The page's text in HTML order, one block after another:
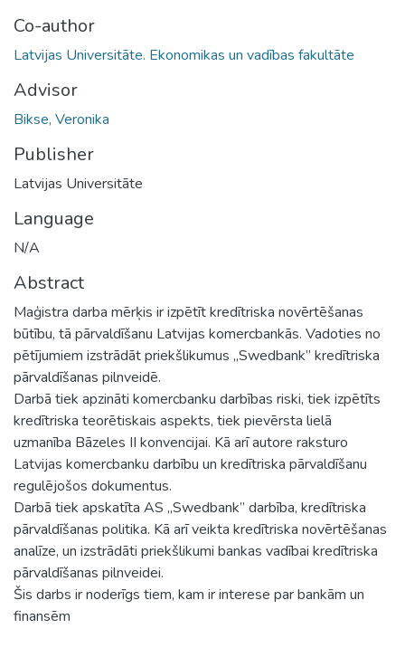
Co-author
Latvijas Universitāte. Ekonomikas un vadības fakultāte
Advisor
Bikse, Veronika
Publisher
Latvijas Universitāte
Language
N/A
Abstract
Maģistra darba mērķis ir izpētīt kredītriska novērtēšanas
būtību, tā pārvaldīšanu Latvijas komercbankās. Vadoties no
pētījumiem izstrādāt priekšlikumus „Swedbank” kredītriska
pārvaldīšanas pilnveidē.
Darbā tiek apzināti komercbanku darbības riski, tiek izpētīts
kredītriska teorētiskais aspekts, tiek pievērsta lielā
uzmanība Bāzeles II konvencijai. Kā arī autore raksturo
Latvijas komercbanku darbību un kredītriska pārvaldīšanu
regulējošos dokumentus.
Darbā tiek apskatīta AS „Swedbank” darbība, kredītriska
pārvaldīšanas politika. Kā arī veikta kredītriska novērtēšanas
analīze, un izstrādāti priekšlikumi bankas vadībai kredītriska
pārvaldīšanas pilnveidei.
Šis darbs ir noderīgs tiem, kam ir interese par bankām un
finansēm